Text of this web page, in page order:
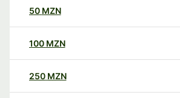
50 MZN
100 MZN
250 MZN